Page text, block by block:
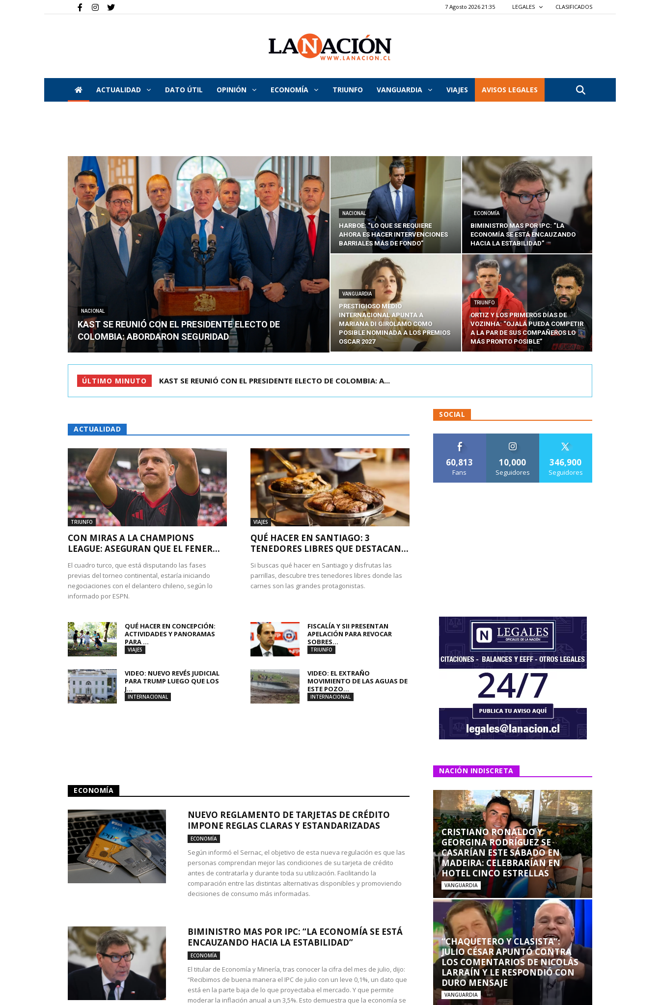
7 Agosto 2026 21:35 LEGALES CLASIFICADOS
La
Nación
ACTUALIDAD DATO ÚTIL OPINIÓN ECONOMÍA TRIUNFO VANGUARDIA VIAJES AVISOS LEGALES
NACIONAL
KAST SE REUNIÓ CON EL PRESIDENTE ELECTO DE
COLOMBIA: ABORDARON SEGURIDAD
NACIONAL
HARBOE: “LO QUE SE REQUIERE
AHORA ES HACER INTERVENCIONES
BARRIALES MÁS DE FONDO”
ECONOMÍA
BIMINISTRO MAS POR IPC: “LA
ECONOMÍA SE ESTÁ ENCAUZANDO
HACIA LA ESTABILIDAD”
VANGUARDIA
PRESTIGIOSO MEDIO
INTERNACIONAL APUNTA A
MARIANA DI GIROLAMO COMO
POSIBLE NOMINADA A LOS PREMIOS
OSCAR 2027
TRIUNFO
ORTIZ Y LOS PRIMEROS DÍAS DE
VOZINHA: “OJALÁ PUEDA COMPETIR
A LA PAR DE SUS COMPAÑEROS LO
MÁS PRONTO POSIBLE”
ÚLTIMO MINUTO KAST SE REUNIÓ CON EL PRESIDENTE ELECTO DE COLOMBIA: A...
ACTUALIDAD
TRIUNFO
CON MIRAS A LA CHAMPIONS
LEAGUE: ASEGURAN QUE EL FENER...
El cuadro turco, que está disputando las fases
previas del torneo continental, estaría iniciando
negociaciones con el delantero chileno, según lo
informado por ESPN.
VIAJES
QUÉ HACER EN SANTIAGO: 3
TENEDORES LIBRES QUE DESTACAN...
Si buscas qué hacer en Santiago y disfrutas las
parrillas, descubre tres tenedores libres donde las
carnes son las grandes protagonistas.
QUÉ HACER EN CONCEPCIÓN:
ACTIVIDADES Y PANORAMAS
PARA ...
VIAJES
FISCALÍA Y SII PRESENTAN
APELACIÓN PARA REVOCAR
SOBRES...
TRIUNFO
VIDEO: NUEVO REVÉS JUDICIAL
PARA TRUMP LUEGO QUE LOS
J...
INTERNACIONAL
VIDEO: EL EXTRAÑO
MOVIMIENTO DE LAS AGUAS DE
ESTE POZO...
INTERNACIONAL
ECONOMÍA
NUEVO REGLAMENTO DE TARJETAS DE CRÉDITO
IMPONE REGLAS CLARAS Y ESTANDARIZADAS
ECONOMÍA
Según informó el Sernac, el objetivo de esta nueva regulación es que las
personas comprendan mejor las condiciones de su tarjeta de crédito
antes de contratarla y durante toda su utilización. Facilitando la
comparación entre las distintas alternativas disponibles y promoviendo
decisiones de consumo más informadas.
BIMINISTRO MAS POR IPC: “LA ECONOMÍA SE ESTÁ
ENCAUZANDO HACIA LA ESTABILIDAD”
ECONOMÍA
El titular de Economía y Minería, tras conocer la cifra del mes de julio, dijo:
“Recibimos de buena manera el IPC de julio con un leve 0,1%, un dato que
está en la parte baja de lo que proyectaba el mercado. Y que permite
moderar la inflación anual a un 3,5%. Esto demuestra que la economía se
SOCIAL
60,813
Fans
10,000
Seguidores
346,900
Seguidores
NACIÓN INDISCRETA
CRISTIANO RONALDO Y
GEORGINA RODRÍGUEZ SE
CASARÍAN ESTE SÁBADO EN
MADEIRA: CELEBRARÍAN EN
HOTEL CINCO ESTRELLAS
VANGUARDIA
“CHAQUETERO Y CLASISTA”:
JULIO CÉSAR APUNTÓ CONTRA
LOS COMENTARIOS DE NICOLÁS
LARRAÍN Y LE RESPONDIÓ CON
DURO MENSAJE
VANGUARDIA